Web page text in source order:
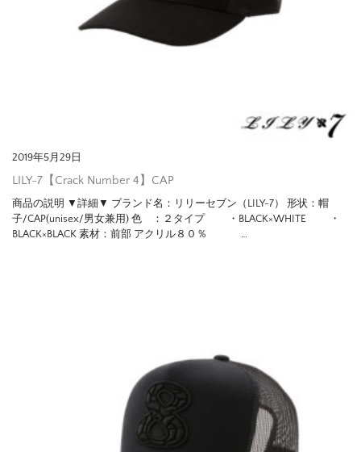
2019年5月29日
LILY-7【Crack Number 4】CAP
商品の説明 ▼詳細▼ ブランド名：リリーセブン（LILY-7） 形状：帽
子/CAP(unisex/男女兼用) 色 ：２タイプ ・BLACK×WHITE ・
BLACK×BLACK 素材：前部 アクリル８０％ …